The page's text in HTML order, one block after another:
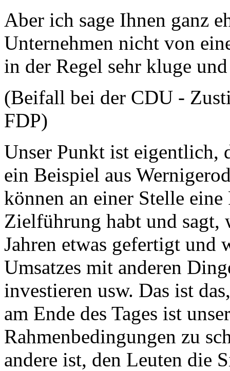
Aber ich sage Ihnen ganz
Unternehmen nicht von
in der Regel sehr kluge
(Beifall bei der CDU -
FDP)
Unser Punkt ist
ein Beispiel aus
können an einer Stelle
Zielführung habt und sagt,
Jahren etwas gefertigt und
Umsatzes mit anderen
investieren usw. Das ist
am Ende des Tages ist
Rahmenbedingungen zu
andere ist, den Leuten die